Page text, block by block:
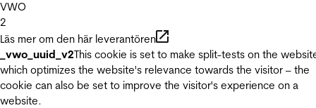
VWO
2
Läs mer om den här leverantören
_vwo_uuid_v2This cookie is set to make split-tests on the
which optimizes the website's relevance towards the visitor – the
cookie can also be set to improve the visitor's experience on a
website.